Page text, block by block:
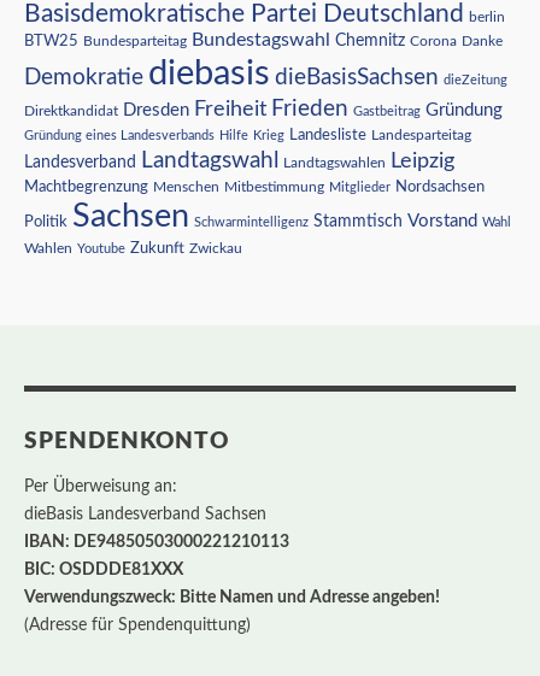
Basisdemokratische Partei Deutschland berlin
BTW25 Bundesparteitag Bundestagswahl Chemnitz Corona Danke
Demokratie diebasis dieBasisSachsen dieZeitung
Direktkandidat Dresden Freiheit Frieden Gastbeitrag Gründung
Gründung eines Landesverbands Hilfe Krieg Landesliste Landesparteitag
Landesverband Landtagswahl Landtagswahlen Leipzig
Machtbegrenzung Menschen Mitbestimmung Mitglieder Nordsachsen
Politik Sachsen Schwarmintelligenz Stammtisch Vorstand Wahl
Wahlen Youtube Zukunft Zwickau
SPENDENKONTO
Per Überweisung an:
dieBasis Landesverband Sachsen
IBAN: DE94850503000221210113
BIC: OSDDDE81XXX
Verwendungszweck: Bitte Namen und Adresse angeben!
(Adresse für Spendenquittung)